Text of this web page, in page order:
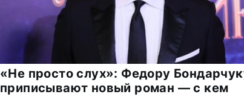
«Не просто слух»: Федору
приписывают новый роман — с кем